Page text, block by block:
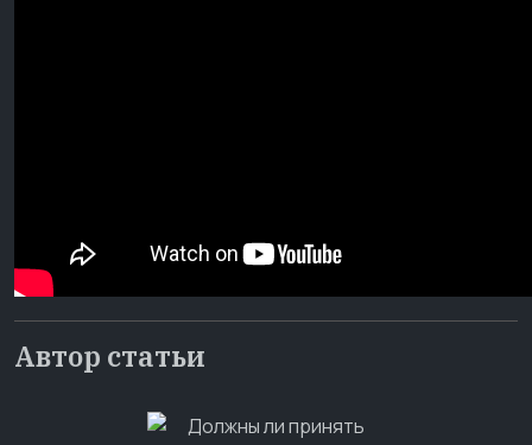
Автор статьи